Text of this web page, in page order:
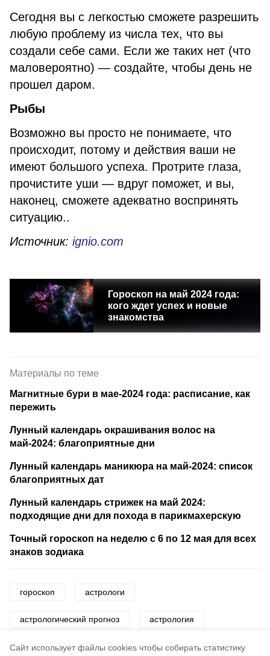
Cайт использует файлы cookies чтобы собирать статистику
Сегодня вы с легкостью сможете разрешить
любую проблему из числа тех, что вы
создали себе сами. Если же таких нет (что
маловероятно) — создайте, чтобы день не
прошел даром.
Рыбы
Возможно вы просто не понимаете, что
происходит, потому и действия ваши не
имеют большого успеха. Протрите глаза,
прочистите уши — вдруг поможет, и вы,
наконец, сможете адекватно воспринять
ситуацию..
Источник: ignio.com
Гороскоп на май 2024 года:
кого ждет успех и новые
знакомства
Материалы по теме
Магнитные бури в мае-2024 года: расписание, как
пережить
Лунный календарь окрашивания волос на
май-2024: благоприятные дни
Лунный календарь маникюра на май-2024: список
благоприятных дат
Лунный календарь стрижек на май 2024:
подходящие дни для похода в парикмахерскую
Точный гороскоп на неделю с 6 по 12 мая для всех
знаков зодиака
гороскоп астрологи
астрологический прогноз астрология
знаки зодиака звезды